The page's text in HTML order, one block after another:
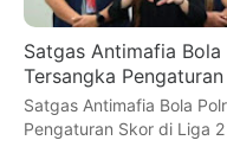
Satgas Antimafia
Tersangka
Satgas Antimafia Bola
Pengaturan Skor di Liga